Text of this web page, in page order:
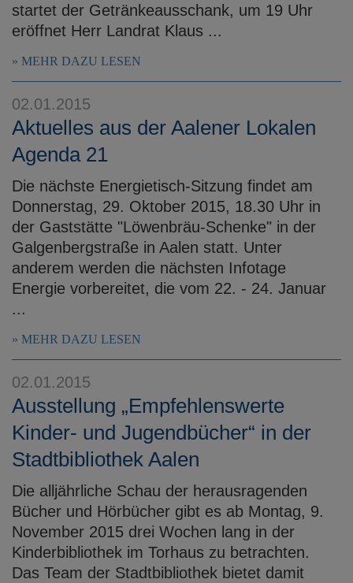
startet der Getränkeausschank, um 19 Uhr
eröffnet Herr Landrat Klaus ...
MEHR DAZU LESEN
02.01.2015
Aktuelles aus der Aalener Lokalen
Agenda 21
Die nächste Energietisch-Sitzung findet am
Donnerstag, 29. Oktober 2015, 18.30 Uhr in
der Gaststätte "Löwenbräu-Schenke" in der
Galgenbergstraße in Aalen statt. Unter
anderem werden die nächsten Infotage
Energie vorbereitet, die vom 22. - 24. Januar
...
MEHR DAZU LESEN
02.01.2015
Ausstellung „Empfehlenswerte
Kinder- und Jugendbücher“ in der
Stadtbibliothek Aalen
Die alljährliche Schau der herausragenden
Bücher und Hörbücher gibt es ab Montag, 9.
November 2015 drei Wochen lang in der
Kinderbibliothek im Torhaus zu betrachten.
Das Team der Stadtbibliothek bietet damit